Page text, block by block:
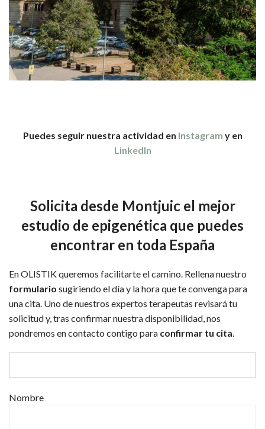
Puedes seguir nuestra actividad en Instagram y en
LinkedIn
Solicita desde Montjuic el mejor
estudio de epigenética que puedes
encontrar en toda España
En OLISTIK queremos facilitarte el camino. Rellena nuestro
formulario sugiriendo el día y la hora que te convenga para
una cita. Uno de nuestros expertos terapeutas revisará tu
solicitud y, tras confirmar nuestra disponibilidad, nos
pondremos en contacto contigo para confirmar tu cita.
Nombre